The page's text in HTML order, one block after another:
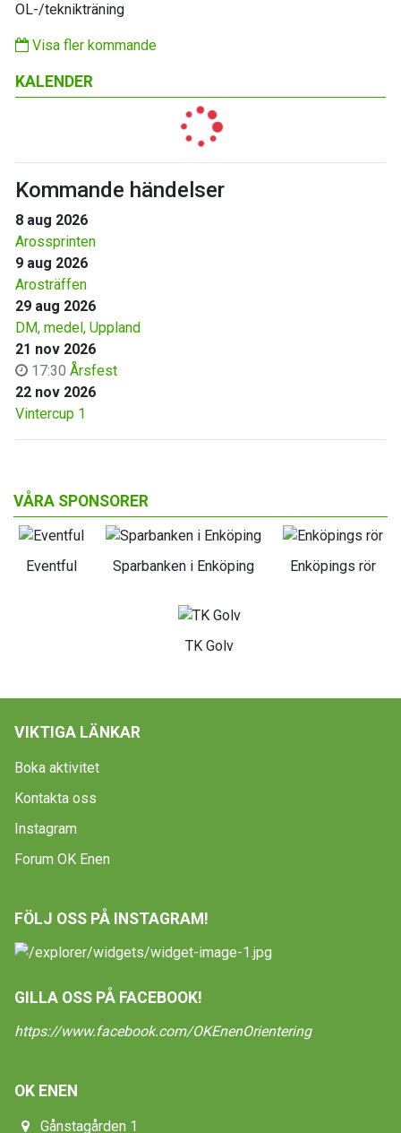
OL-/teknikträning
Visa fler kommande
KALENDER
Kommande händelser
8 aug 2026
Arossprinten
9 aug 2026
Arosträffen
29 aug 2026
DM, medel, Uppland
21 nov 2026
17:30 Årsfest
22 nov 2026
Vintercup 1
VÅRA SPONSORER
Eventful Sparbanken i Enköping Enköpings rör
TK Golv
VIKTIGA LÄNKAR
Boka aktivitet
Kontakta oss
Instagram
Forum OK Enen
FÖLJ OSS PÅ INSTAGRAM!
GILLA OSS PÅ FACEBOOK!
https://www.facebook.com/OKEnenOrientering
OK ENEN
Gånstagården 1